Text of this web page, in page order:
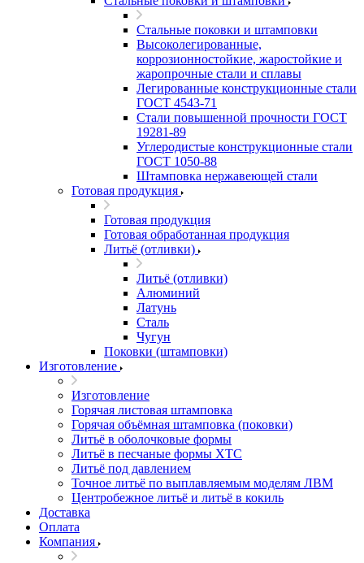
Стальные поковки и штамповки
Высоколегированные,
коррозионностойкие, жаростойкие и
жаропрочные стали и сплавы
Легированные конструкционные стали
ГОСТ 4543-71
Стали повышенной прочности ГОСТ
19281-89
Углеродистые конструкционные стали
ГОСТ 1050-88
Штамповка нержавеющей стали
Готовая продукция
Готовая продукция
Готовая обработанная продукция
Литьё (отливки)
Литьё (отливки)
Алюминий
Латунь
Сталь
Чугун
Поковки (штамповки)
Изготовление
Изготовление
Горячая листовая штамповка
Горячая объёмная штамповка (поковки)
Литьё в оболочковые формы
Литьё в песчаные формы ХТС
Литьё под давлением
Точное литьё по выплавляемым моделям ЛВМ
Центробежное литьё и литьё в кокиль
Доставка
Оплата
Компания